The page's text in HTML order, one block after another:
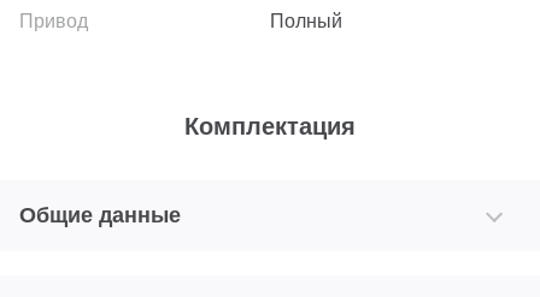
Полный
Комплектация
Общие данные